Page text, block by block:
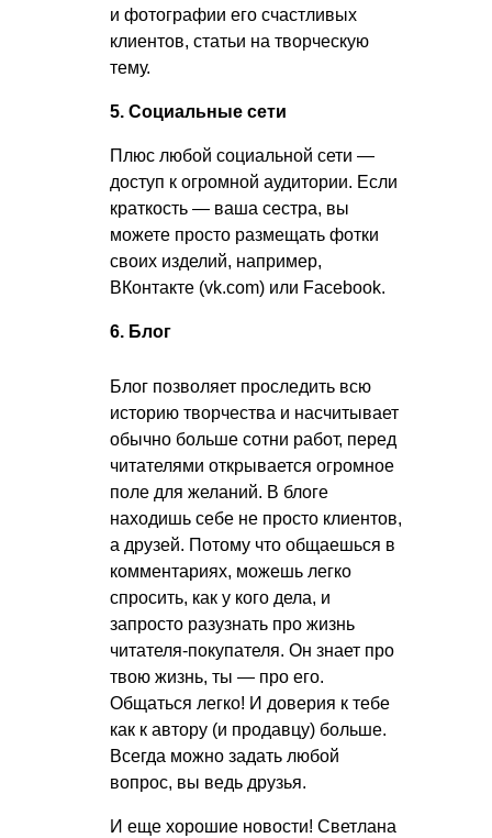
и фотографии его счастливых
клиентов, статьи на творческую
тему.
5. Социальные сети
Плюс любой социальной сети —
доступ к огромной аудитории. Если
краткость — ваша сестра, вы
можете просто размещать фотки
своих изделий, например,
ВКонтакте (vk.com) или Facebook.
6. Блог
Блог позволяет проследить всю
историю творчества и насчитывает
обычно больше сотни работ, перед
читателями открывается огромное
поле для желаний. В блоге
находишь себе не просто клиентов,
а друзей. Потому что общаешься в
комментариях, можешь легко
спросить, как у кого дела, и
запросто разузнать про жизнь
читателя-покупателя. Он знает про
твою жизнь, ты — про его.
Общаться легко! И доверия к тебе
как к автору (и продавцу) больше.
Всегда можно задать любой
вопрос, вы ведь друзья.
И еще хорошие новости! Светлана